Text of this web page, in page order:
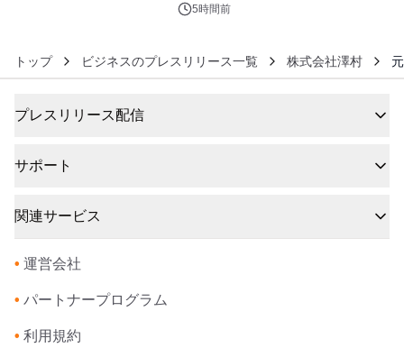
5時間前
トップ ビジネスのプレスリリース一覧 株式会社澤村
プレスリリース配信
サポート
関連サービス
• 運営会社
• パートナープログラム
• 利用規約